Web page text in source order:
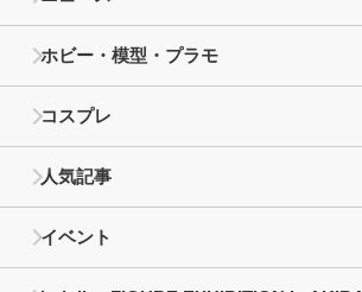
ホビー・模型・プラモ
コスプレ
人気記事
イベント